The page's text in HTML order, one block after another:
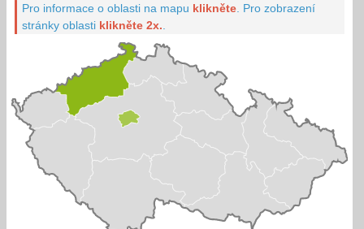
Pro informace o oblasti na mapu klikněte Pro zobrazení
stránky oblasti klikněte 2x.